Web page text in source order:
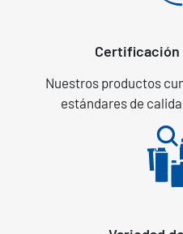
Nuestros productos
estándares de